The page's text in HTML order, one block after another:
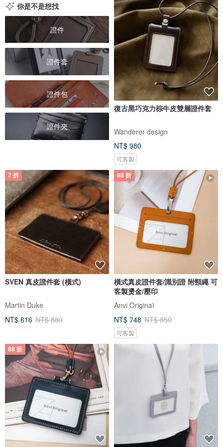
你是不是想找
證件
證件套
證件包
證件夾
復古黑巧克力棕牛皮雙層證件套
Wanderer design
NT$ 980
可客製
7 折
SVEN 真皮證件套 (橫式)
Martin Duke
NT$ 616 NT$ 880
88 折
橫式真皮證件套/識別證 附頸繩 可
客製燙金/壓印
Anvi Original
NT$ 748 NT$ 850
可客製
88 折